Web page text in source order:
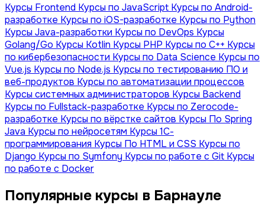
Курсы Frontend Курсы по JavaScript Курсы по Android-
разработке Курсы по iOS-разработке Курсы по Python
Курсы Java-разработки Курсы по DevOps Курсы
Golang/Go Курсы Kotlin Курсы PHP Курсы по С++ Курсы
по кибербезопасности Курсы по Data Science Курсы по
Vue.js Курсы по Node.js Курсы по тестированию ПО и
веб-продуктов Курсы по автоматизации процессов
Курсы системных администраторов Курсы Backend
Курсы по Fullstack-разработке Курсы по Zerocode-
разработке Курсы по вёрстке сайтов Курсы По Spring
Java Курсы по нейросетям Курсы 1С-
программирования Курсы По HTML и CSS Курсы по
Django Курсы по Symfony Курсы по работе с Git Курсы
по работе с Docker
Популярные курсы в Барнауле